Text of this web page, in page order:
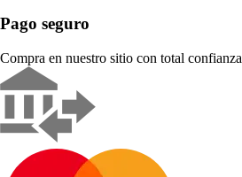
Pago seguro
Compra en nuestro sitio con total confianza